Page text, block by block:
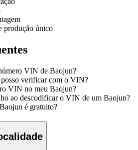
produção único
VIN de Baojun?
verificar com o VIN?
VIN no meu Baojun?
ao descodificar o VIN de um Baojun?
é gratuito?